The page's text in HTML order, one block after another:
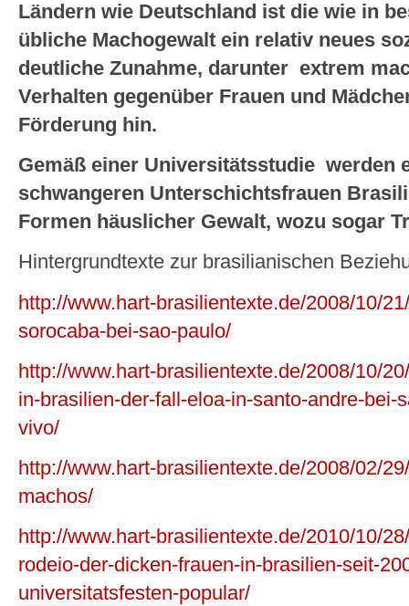
Ländern wie Deutschland ist die wie in
übliche Machogewalt ein relativ neues
deutliche Zunahme, darunter extrem
Verhalten gegenüber Frauen und
Förderung hin.
Gemäß einer Universitätsstudie werden
schwangeren Unterschichtsfrauen
Formen häuslicher Gewalt, wozu sogar
Hintergrundtexte zur brasilianischen
http://www.hart-brasilientexte.de/2008/10/
sorocaba-bei-sao-paulo/
http://www.hart-brasilientexte.de/2008/10/
in-brasilien-der-fall-eloa-in-santo-andre-bei-
vivo/
http://www.hart-brasilientexte.de/2008/02/
machos/
http://www.hart-brasilientexte.de/2010/10/
rodeio-der-dicken-frauen-in-brasilien-seit-
universitatsfesten-popular/